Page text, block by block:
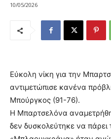
10/05/2026
Εύκολη νίκη για την
αντιμετώπισε κανένα
Μπούργκος (91-76).
Η Μπαρτσελόνα
δεν δυσκολεύτηκε να πάρει